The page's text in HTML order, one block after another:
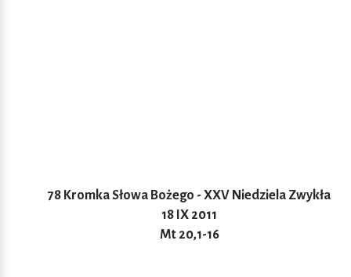
78 Kromka Słowa Bożego - XXV Niedziela Zwykła
18 IX 2011
Mt 20,1-16